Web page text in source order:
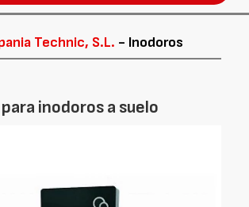
Technic, S.L. - Inodoros
inodoros a suelo